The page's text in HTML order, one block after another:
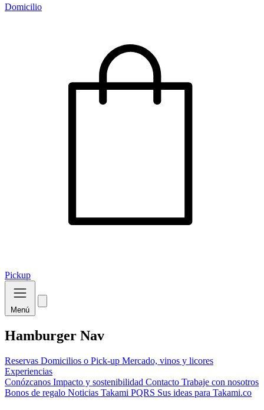
Domicilio
Pickup
Menú
Hamburger Nav
Reservas Domicilios o Pick-up Mercado, vinos y licores
Experiencias
Conózcanos Impacto y sostenibilidad Contacto Trabaje con nosotros
Bonos de regalo Noticias Takami PQRS Sus ideas para Takami.co